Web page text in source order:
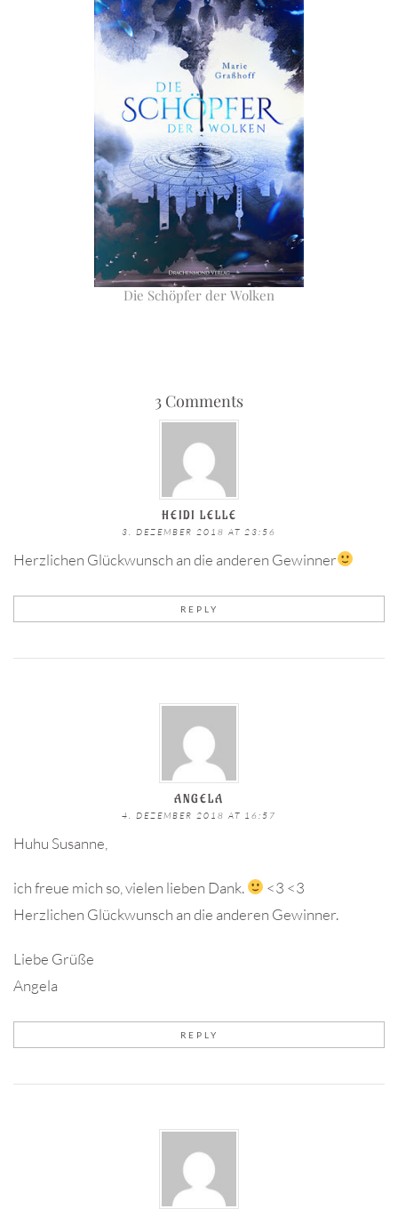
Die Schöpfer der Wolken
3 Comments
HEIDI LELLE
3. DEZEMBER 2018 AT 23:56
Herzlichen Glückwunsch an die anderen Gewinner
REPLY
ANGELA
4. DEZEMBER 2018 AT 16:57
Huhu Susanne,
ich freue mich so, vielen lieben Dank.
<3 <3
Herzlichen Glückwunsch an die anderen Gewinner.
Liebe Grüße
Angela
REPLY